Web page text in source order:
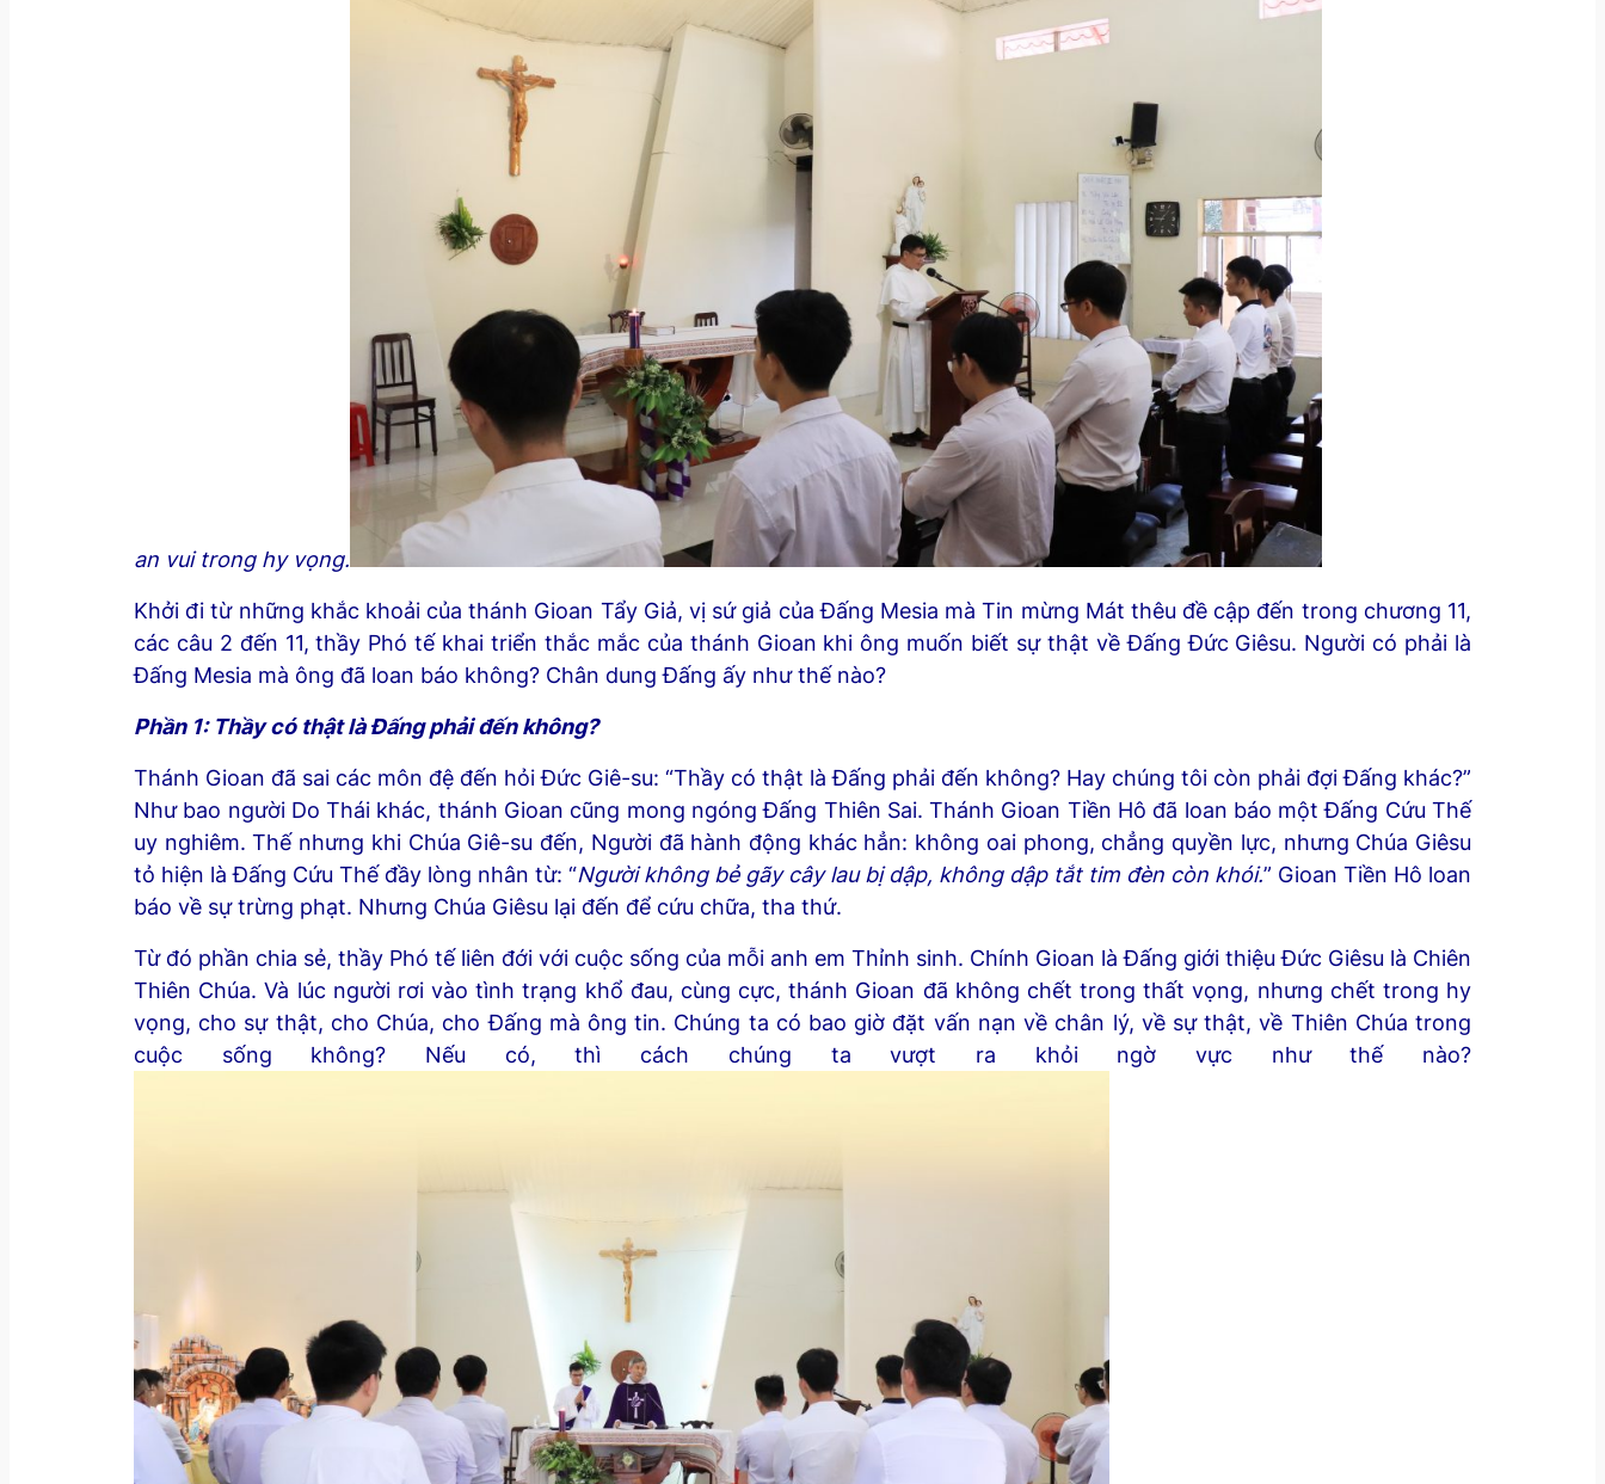
an vui trong hy vọng.
Khởi đi từ những khắc khoải của thánh Gioan Tẩy Giả, vị sứ giả của Đấng Mesia mà Tin mừng Mát thêu đề cập đến trong chương 11,
các câu 2 đến 11, thầy Phó tế khai triển thắc mắc của thánh Gioan khi ông muốn biết sự thật về Đấng Đức Giêsu. Người có phải là
Đấng Mesia mà ông đã loan báo không? Chân dung Đấng ấy như thế nào?
Phần 1: Thầy có thật là Đấng phải đến không?
Thánh Gioan đã sai các môn đệ đến hỏi Đức Giê-su: “Thầy có thật là Đấng phải đến không? Hay chúng tôi còn phải đợi Đấng khác?”
Như bao người Do Thái khác, thánh Gioan cũng mong ngóng Đấng Thiên Sai. Thánh Gioan Tiền Hô đã loan báo một Đấng Cứu Thế
uy nghiêm. Thế nhưng khi Chúa Giê-su đến, Người đã hành động khác hẳn: không oai phong, chẳng quyền lực, nhưng Chúa Giêsu
tỏ hiện là Đấng Cứu Thế đầy lòng nhân từ: “Người không bẻ gãy cây lau bị dập, không dập tắt tim đèn còn khói.” Gioan Tiền Hô loan
báo về sự trừng phạt. Nhưng Chúa Giêsu lại đến để cứu chữa, tha thứ.
Từ đó phần chia sẻ, thầy Phó tế liên đới với cuộc sống của mỗi anh em Thỉnh sinh. Chính Gioan là Đấng giới thiệu Đức Giêsu là Chiên
Thiên Chúa. Và lúc người rơi vào tình trạng khổ đau, cùng cực, thánh Gioan đã không chết trong thất vọng, nhưng chết trong hy
vọng, cho sự thật, cho Chúa, cho Đấng mà ông tin. Chúng ta có bao giờ đặt vấn nạn về chân lý, về sự thật, về Thiên Chúa trong
cuộc sống không? Nếu có, thì cách chúng ta vượt ra khỏi ngờ vực như thế nào?